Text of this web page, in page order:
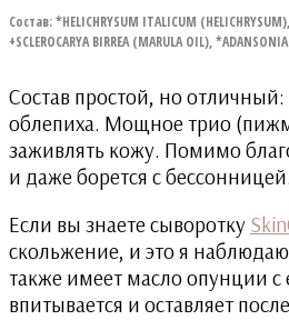
Состав: *HELICHRYSUM ITALICUM
+SCLEROCARYA BIRREA (MARULA OIL),
Состав простой, но
облепиха. Мощное трио
заживлять кожу. Помимо
и даже борется с
Если вы знаете сыворотку
скольжение, и это я
также имеет масло опунции с
впитывается и оставляет